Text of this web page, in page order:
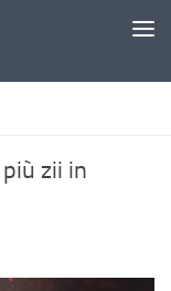
zii in